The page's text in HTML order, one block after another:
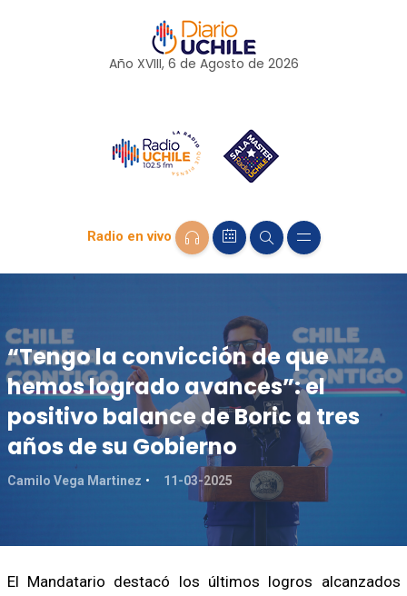
Año XVIII, 6 de Agosto de 2026
Radio en vivo
“Tengo la convicción de que
hemos logrado avances”: el
positivo balance de Boric a tres
años de su Gobierno
Camilo Vega Martinez 11-03-2025
El Mandatario destacó los últimos logros alcanzados